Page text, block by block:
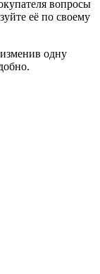
вопросы
её по своему
одну